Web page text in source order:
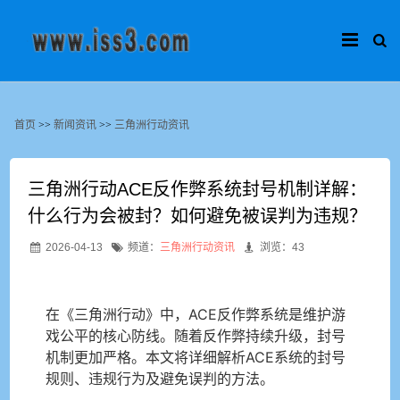
首页 >>新闻资讯 >>三角洲行动资讯
三角洲行动ACE反作弊系统封号机制详解：
什么行为会被封？如何避免被误判为违规？
2026-04-13 频道： 三角洲行动资讯 浏览：43
在《三角洲行动》中，ACE反作弊系统是维护游
戏公平的核心防线。随着反作弊持续升级，封号
机制更加严格。本文将详细解析ACE系统的封号
规则、违规行为及避免误判的方法。